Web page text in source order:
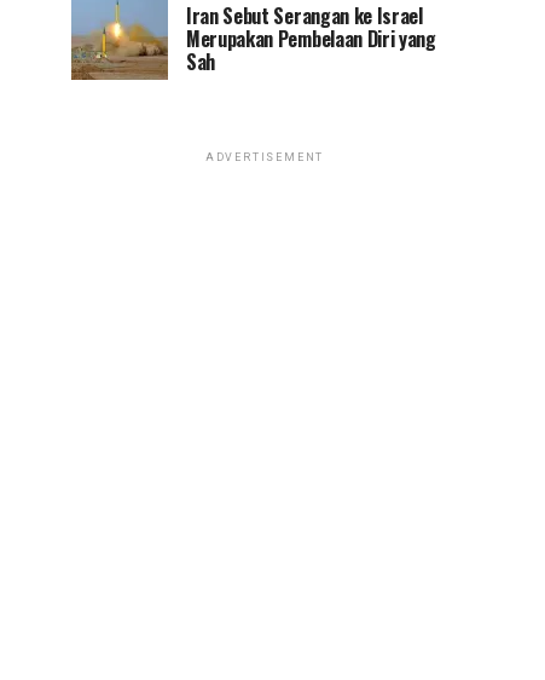
Iran Sebut Serangan ke Israel
Merupakan Pembelaan Diri yang
Sah
ADVERTISEMENT